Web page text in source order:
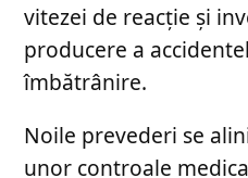
vitezei de reacție și
producere a
îmbătrânire.
Noile prevederi se
unor controale